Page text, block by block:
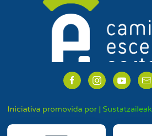
Iniciativa promovida por | Sustatzaileak